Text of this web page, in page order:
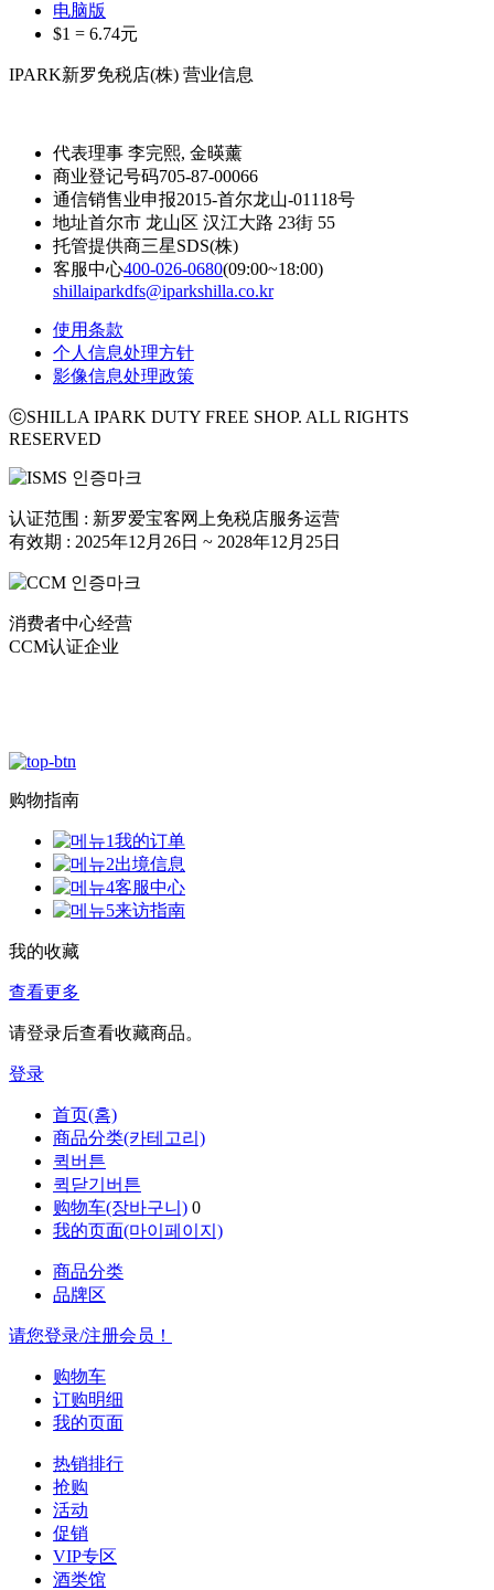
电脑版
$1 = 6.74元
IPARK新罗免税店(株) 营业信息
代表理事 李完熙, 金暎薰
商业登记号码705-87-00066
通信销售业申报2015-首尔龙山-01118号
地址首尔市 龙山区 汉江大路 23街 55
托管提供商三星SDS(株)
客服中心400-026-0680(09:00~18:00)
shillaiparkdfs@iparkshilla.co.kr
使用条款
个人信息处理方针
影像信息处理政策
ⓒSHILLA IPARK DUTY FREE SHOP. ALL RIGHTS
RESERVED
认证范围 : 新罗爱宝客网上免税店服务运营
有效期 : 2025年12月26日 ~ 2028年12月25日
消费者中心经营
CCM认证企业
购物指南
我的订单
出境信息
客服中心
来访指南
我的收藏
查看更多
请登录后查看收藏商品。
登录
首页(홈)
商品分类(카테고리)
퀵버튼
퀵닫기버튼
购物车(장바구니) 0
我的页面(마이페이지)
商品分类
品牌区
请您登录/注册会员！
购物车
订购明细
我的页面
热销排行
抢购
活动
促销
VIP专区
酒类馆